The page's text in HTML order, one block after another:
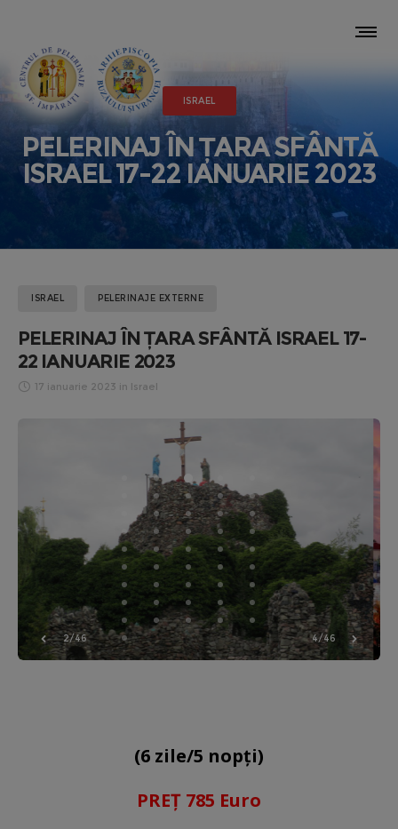
ISRAEL
PELERINAJ ÎN ȚARA SFÂNTĂ
ISRAEL 17-22 IANUARIE 2023
ISRAEL PELERINAJE EXTERNE
PELERINAJ ÎN ȚARA SFÂNTĂ ISRAEL 17-
22 IANUARIE 2023
17 ianuarie 2023 in Israel
3/46 5/46
(6 zile/5 nopți)
PREȚ 785 Euro